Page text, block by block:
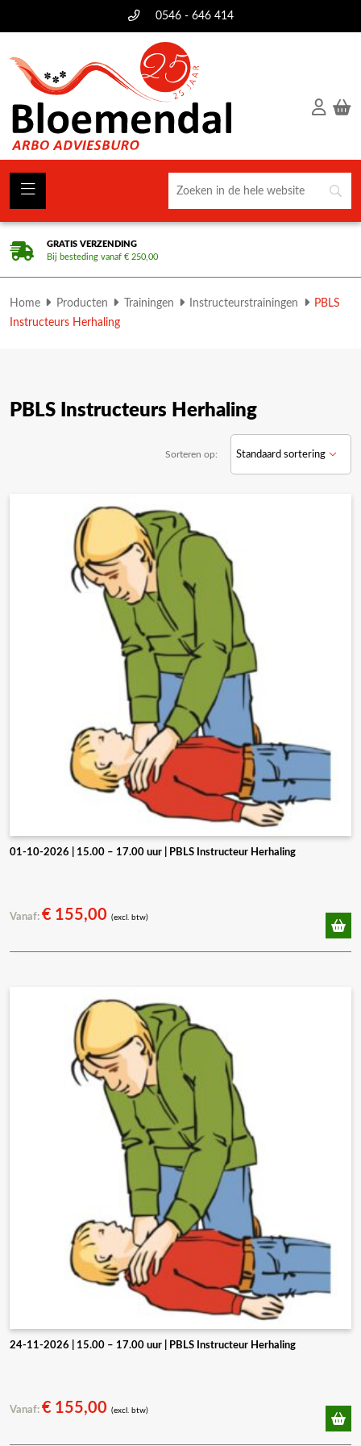
0546 - 646 414
GRATIS VERZENDING
Bij besteding vanaf € 250,00
Home Producten Trainingen Instructeurstrainingen
PBLS
Instructeurs Herhaling
PBLS Instructeurs Herhaling
Sorteren op:
01-10-2026 | 15.00 – 17.00 uur | PBLS Instructeur Herhaling
Vanaf: € 155,00 (excl. btw)
24-11-2026 | 15.00 – 17.00 uur | PBLS Instructeur Herhaling
Vanaf: € 155,00 (excl. btw)